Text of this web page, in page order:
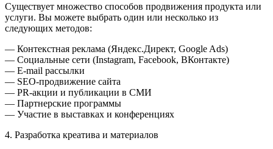
Существует множество способов продвижения продукта или
услуги. Вы можете выбрать один или несколько из
следующих методов:
— Контекстная реклама (Яндекс.Директ, Google Ads)
— Социальные сети (Instagram, Facebook, ВКонтакте)
— E-mail рассылки
— SEO-продвижение сайта
— PR-акции и публикации в СМИ
— Партнерские программы
— Участие в выставках и конференциях
4. Разработка креатива и материалов